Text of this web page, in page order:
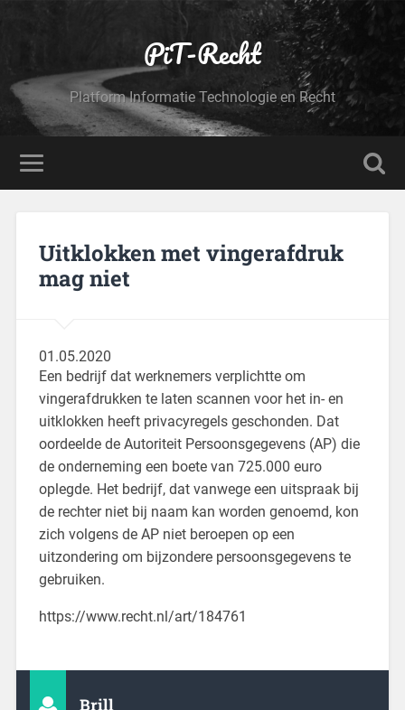
PiT-Recht
Platform Informatie Technologie en Recht
Uitklokken met vingerafdruk
mag niet
01.05.2020
Een bedrijf dat werknemers verplichtte om
vingerafdrukken te laten scannen voor het in- en
uitklokken heeft privacyregels geschonden. Dat
oordeelde de Autoriteit Persoonsgegevens (AP) die
de onderneming een boete van 725.000 euro
oplegde. Het bedrijf, dat vanwege een uitspraak bij
de rechter niet bij naam kan worden genoemd, kon
zich volgens de AP niet beroepen op een
uitzondering om bijzondere persoonsgegevens te
gebruiken.
https://www.recht.nl/art/184761
Brill